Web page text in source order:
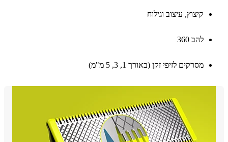
קיצוץ, עיצוב וגילוח
להב 360
מסרקים לזיפי זקן (באורך 1, 3, 5 מ"מ)